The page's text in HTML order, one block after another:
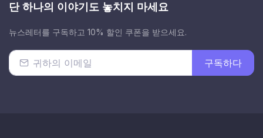
단 하나의 이야기도 놓치지 마세요
뉴스레터를 구독하고 10% 할인 쿠폰을 받으세요.
구독하다